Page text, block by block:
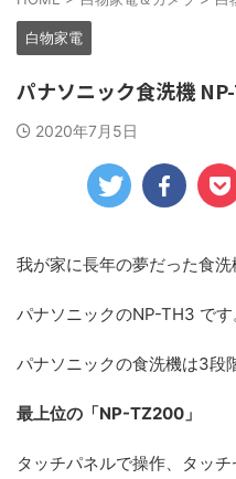
白物家電
パナソニック食洗機
2020年7月5日
我が家に長年の夢だった食洗
パナソニックのNP-TH3 です
パナソニックの食洗機は3段
最上位の「NP-TZ200」
タッチパネルで操作、タッ